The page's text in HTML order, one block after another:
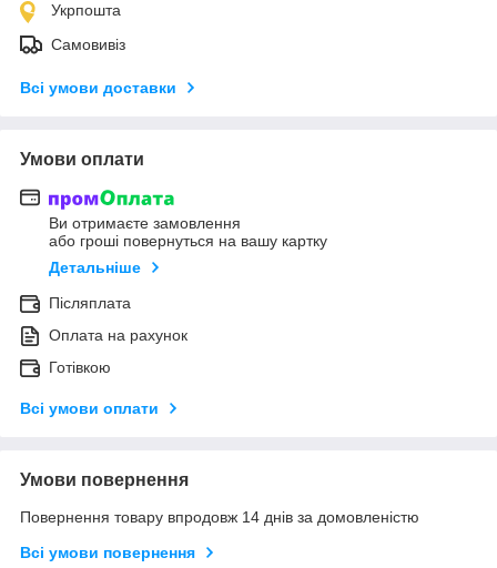
Укрпошта
Самовивіз
Всі умови доставки
Умови оплати
Ви отримаєте замовлення
або гроші повернуться на вашу картку
Детальніше
Післяплата
Оплата на рахунок
Готівкою
Всі умови оплати
Умови повернення
Повернення товару впродовж 14 днів за домовленістю
Всі умови повернення